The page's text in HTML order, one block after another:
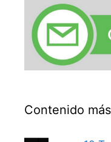
Contenido